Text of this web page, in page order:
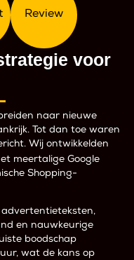
Review
voor
naar nieuwe
Tot dan toe waren
Wij ontwikkelden
meertalige Google
Shopping-
en nauwkeurige
boodschap
wat de kans op